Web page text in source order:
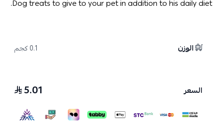
Dog treats to give to your pet in addition to his daily diet.
الوزن 0.1 كجم
السعر 5.01